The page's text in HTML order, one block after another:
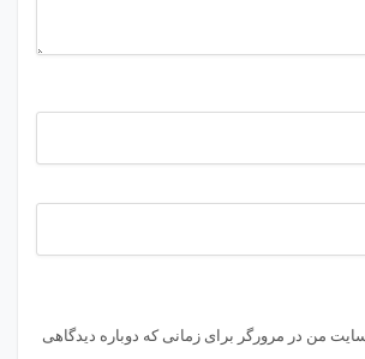
من در مرورگر برای زمانی که دوباره دیدگاهی